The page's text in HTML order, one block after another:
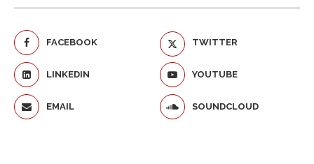
FACEBOOK TWITTER
LINKEDIN YOUTUBE
EMAIL SOUNDCLOUD